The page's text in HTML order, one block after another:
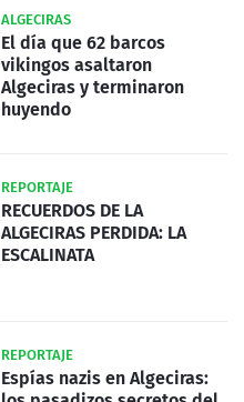
ALGECIRAS
El día que 62 barcos
vikingos asaltaron
Algeciras y terminaron
huyendo
REPORTAJE
RECUERDOS DE LA
ALGECIRAS PERDIDA: LA
ESCALINATA
REPORTAJE
Espías nazis en Algeciras: